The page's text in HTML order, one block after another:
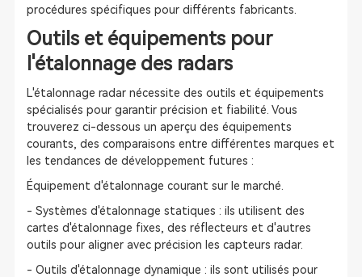
procédures spécifiques pour différents fabricants.
Outils et équipements pour
l'étalonnage des radars
L'étalonnage radar nécessite des outils et équipements
spécialisés pour garantir précision et fiabilité. Vous
trouverez ci-dessous un aperçu des équipements
courants, des comparaisons entre différentes marques et
les tendances de développement futures :
Équipement d'étalonnage courant sur le marché.
- Systèmes d'étalonnage statiques : ils utilisent des
cartes d'étalonnage fixes, des réflecteurs et d'autres
outils pour aligner avec précision les capteurs radar.
- Outils d'étalonnage dynamique : ils sont utilisés pour